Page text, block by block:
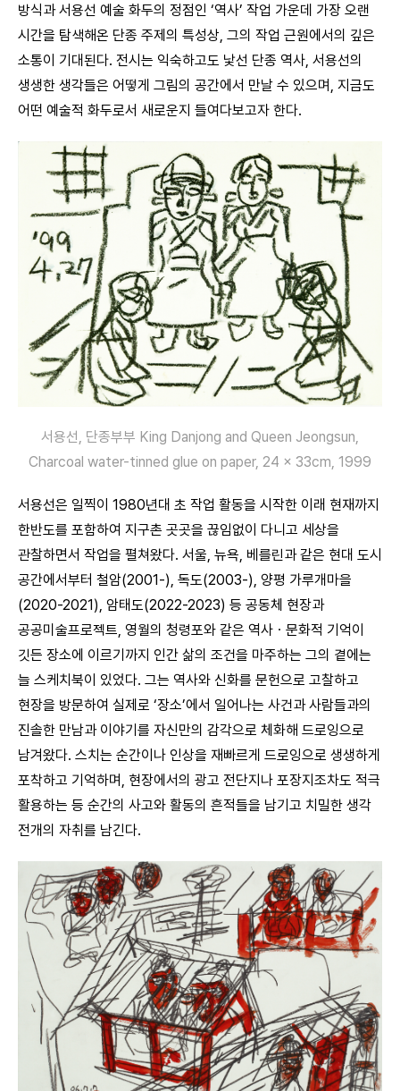
방식과 서용선 예술 화두의 정점인 ‘역사’ 작업 가운데 가장 오랜
시간을 탐색해온 단종 주제의 특성상, 그의 작업 근원에서의 깊은
소통이 기대된다. 전시는 익숙하고도 낯선 단종 역사, 서용선의
생생한 생각들은 어떻게 그림의 공간에서 만날 수 있으며, 지금도
어떤 예술적 화두로서 새로운지 들여다보고자 한다.
서용선, 단종부부 King Danjong and Queen Jeongsun,
Charcoal water-tinned glue on paper, 24 × 33cm, 1999
서용선은 일찍이 1980년대 초 작업 활동을 시작한 이래 현재까지
한반도를 포함하여 지구촌 곳곳을 끊임없이 다니고 세상을
관찰하면서 작업을 펼쳐왔다. 서울, 뉴욕, 베를린과 같은 현대 도시
공간에서부터 철암(2001-), 독도(2003-), 양평 가루개마을
(2020-2021), 암태도(2022-2023) 등 공동체 현장과
공공미술프로젝트, 영월의 청령포와 같은 역사ㆍ문화적 기억이
깃든 장소에 이르기까지 인간 삶의 조건을 마주하는 그의 곁에는
늘 스케치북이 있었다. 그는 역사와 신화를 문헌으로 고찰하고
현장을 방문하여 실제로 ‘장소’에서 일어나는 사건과 사람들과의
진솔한 만남과 이야기를 자신만의 감각으로 체화해 드로잉으로
남겨왔다. 스치는 순간이나 인상을 재빠르게 드로잉으로 생생하게
포착하고 기억하며, 현장에서의 광고 전단지나 포장지조차도 적극
활용하는 등 순간의 사고와 활동의 흔적들을 남기고 치밀한 생각
전개의 자취를 남긴다.